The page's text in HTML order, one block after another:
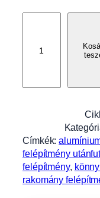
t
m
é
n
Címkék:
felépítmény
felépítmény,
rakomány